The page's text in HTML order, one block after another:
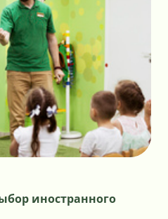
иностранного